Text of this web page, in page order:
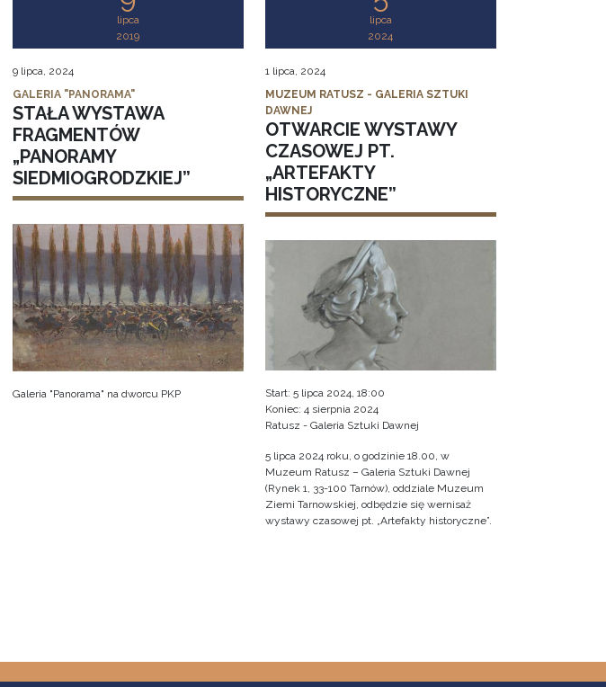
lipca
2019
9 lipca, 2024
GALERIA "PANORAMA"
STAŁA WYSTAWA
FRAGMENTÓW
„PANORAMY
SIEDMIOGRODZKIEJ”
Galeria "Panorama" na dworcu PKP
lipca
2024
1 lipca, 2024
MUZEUM RATUSZ - GALERIA SZTUKI
DAWNEJ
OTWARCIE WYSTAWY
CZASOWEJ PT.
„ARTEFAKTY
HISTORYCZNE”
Start: 5 lipca 2024, 18:00
Koniec: 4 sierpnia 2024
Ratusz - Galeria Sztuki Dawnej
5 lipca 2024 roku, o godzinie 18.00, w
Muzeum Ratusz – Galeria Sztuki Dawnej
(Rynek 1, 33-100 Tarnów), oddziale Muzeum
Ziemi Tarnowskiej, odbędzie się wernisaż
wystawy czasowej pt. „Artefakty historyczne”.